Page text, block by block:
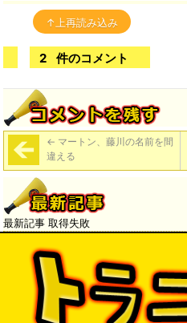
↑上再読み込み
2 件のコメント
← マートン、藤川の名前を間
違える
最新記事 取得失敗